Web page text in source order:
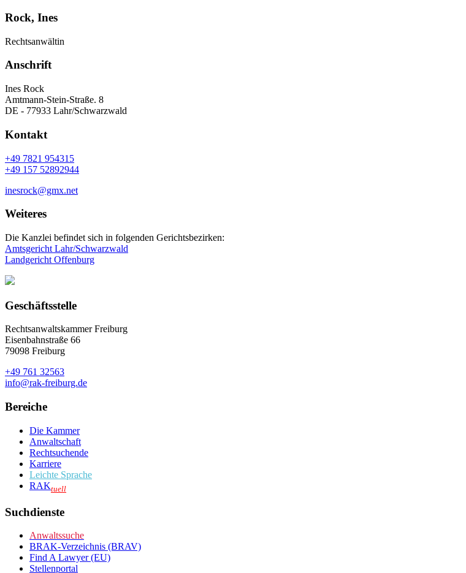
Rock, Ines
Rechtsanwältin
Anschrift
Ines Rock
Amtmann-Stein-Straße. 8
DE - 77933 Lahr/Schwarzwald
Kontakt
+49 7821 954315
+49 157 52892944
inesrock@gmx.net
Weiteres
Die Kanzlei befindet sich in folgenden Gerichtsbezirken:
Amtsgericht Lahr/Schwarzwald
Landgericht Offenburg
Geschäftsstelle
Rechtsanwaltskammer Freiburg
Eisenbahnstraße 66
79098 Freiburg
+49 761 32563
info@rak-freiburg.de
Bereiche
Die Kammer
Anwaltschaft
Rechtsuchende
Karriere
Leichte Sprache
RAKtuell
Suchdienste
Anwaltssuche
BRAK-Verzeichnis (BRAV)
Find A Lawyer (EU)
Stellenportal